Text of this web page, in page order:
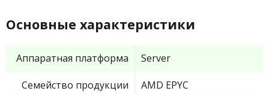
Основные характеристики
Аппаратная платформа Server
Семейство продукции AMD EPYC